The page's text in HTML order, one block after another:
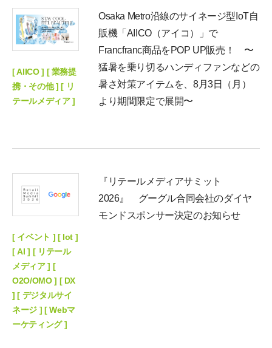
[ AIICO ] [ 業務提
携・その他 ] [ リ
テールメディア ]
Osaka Metro沿線のサイネージ型IoT自
販機「AIICO（アイコ）」で
Francfranc商品をPOP UP販売！ 〜
猛暑を乗り切るハンディファンなどの
暑さ対策アイテムを、8月3日（月）
より期間限定で展開〜
[ イベント ] [ Iot ]
[ AI ] [ リテール
メディア ] [
O2O/OMO ] [ DX
] [ デジタルサイ
ネージ ] [ Webマ
ーケティング ]
『リテールメディアサミット
2026』 グーグル合同会社のダイヤ
モンドスポンサー決定のお知らせ